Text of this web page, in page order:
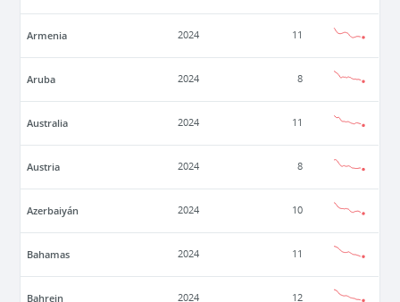
Armenia 2024 11
Aruba 2024 8
Australia 2024 11
Austria 2024 8
Azerbaiyán 2024 10
Bahamas 2024 11
Bahrein 2024 12